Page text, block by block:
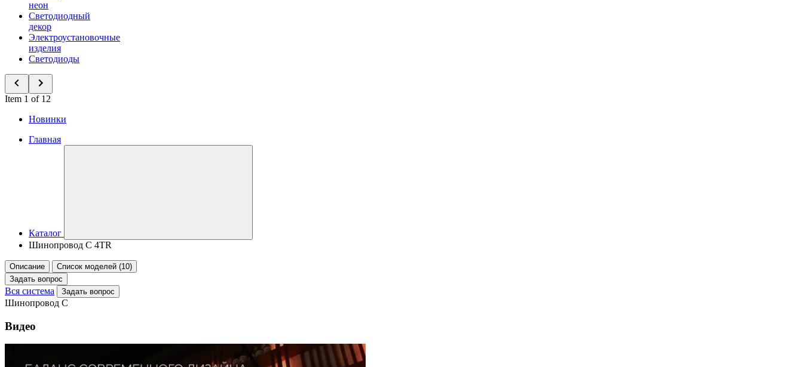
неон
Светодиодный
декор
Электроустановочные
изделия
Светодиоды
Item 1 of 12
Новинки
Главная
Каталог
Шинопровод C 4TR
Описание
Список моделей (10)
Задать вопрос
Вся система Задать вопрос
Шинопровод C
Видео